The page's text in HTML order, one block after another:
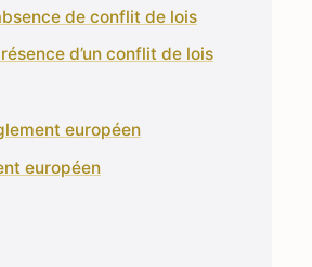
de conflit de lois
d’un conflit de lois
européen
européen